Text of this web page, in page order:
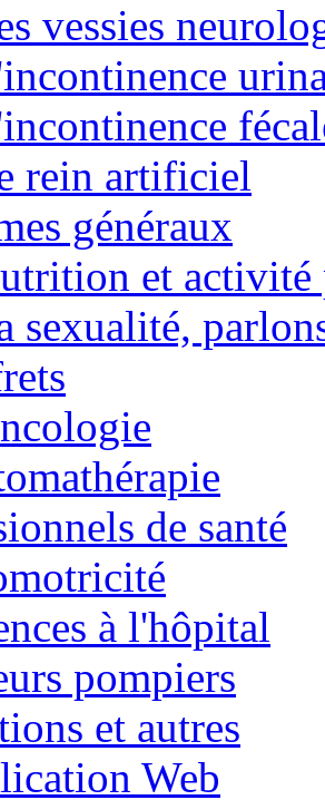
vessies
rein artificiel
généraux
et activité
sexualité,
de santé
à l'hôpital
pompiers
et autres
Web